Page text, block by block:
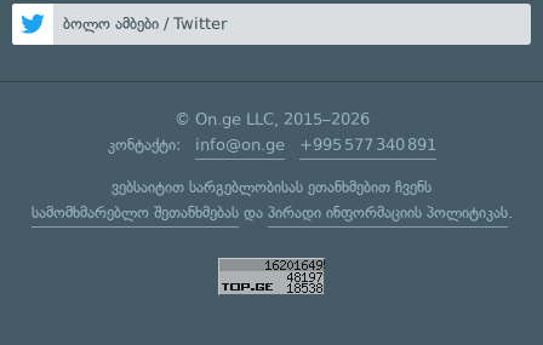
ბოლო ამბები / Twitter
© On.ge LLC, 2015–2026
კონტაქტი: info@on.ge +995 577 340 891
ვებსაიტით სარგებლობისას ეთანხმებით ჩვენს
სამომხმარებლო შეთანხმებასდა პირადი ინფორმაციის პოლიტიკას.